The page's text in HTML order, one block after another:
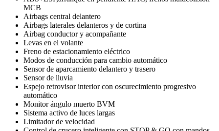
MCB
Airbags central delantero
Airbags laterales delanteros y de cortina
Airbag conductor y acompañante
Levas en el volante
Freno de estacionamiento eléctrico
Modos de conducción para cambio automático
Sensor de aparcamiento delantero y trasero
Sensor de lluvia
Espejo retrovisor interior con oscurecimiento progresivo
automático
Monitor ángulo muerto BVM
Sistema activo de luces largas
Limitador de velocidad